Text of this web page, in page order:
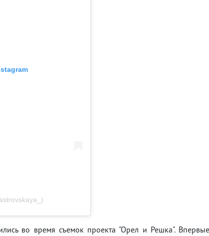
во время съемок проекта "Орел и Решка". Впервые